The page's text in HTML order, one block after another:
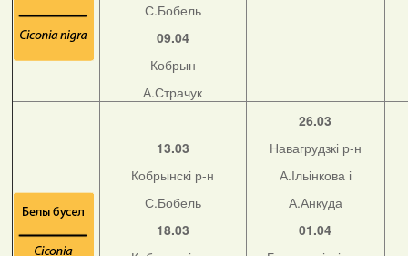
С.Бобель
09.04
Кобрын
А.Страчук
13.03
Кобрынскі р-н
С.Бобель
18.03
26.03
Навагрудзкі р-н
А.Ільінкова і
А.Анкуда
01.04